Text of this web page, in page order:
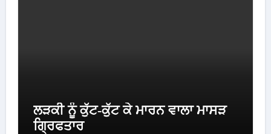
ਲੜਕੀ ਨੂੰ ਕੁੱਟ-ਕੁੱਟ ਕੇ ਮਾਰਨ ਵਾਲਾ ਮਾਸੜ
ਗ੍ਰਿਫਤਾਰ